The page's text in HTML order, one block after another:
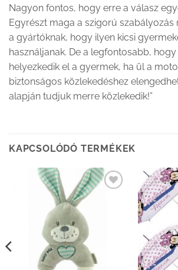
Nagyon fontos, hogy erre a válasz
Egyrészt maga a szigorú szabályozás
a gyártóknak, hogy ilyen kicsi
használjanak. De a legfontosabb,
helyezkedik el a gyermek, ha ül a
biztonságos közlekedéshez
alapján tudjuk merre közlekedik!”
KAPCSOLÓDÓ TERMÉKEK
Kedvenceimhez